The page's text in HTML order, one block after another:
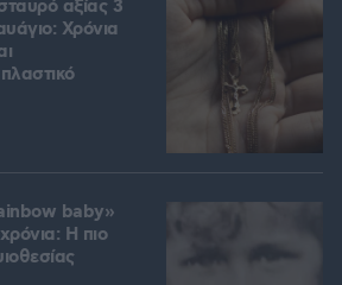
αξίας 3
Χρόνια
baby»
Η πιο